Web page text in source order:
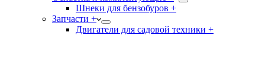
Шнеки для бензобуров +
Запчасти +
Двигатели для садовой техники +